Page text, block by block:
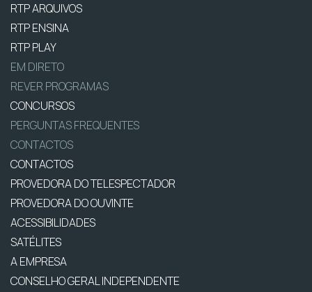
RTP ARQUIVOS
RTP ENSINA
RTP PLAY
EM DIRETO
REVER PROGRAMAS
CONCURSOS
PERGUNTAS FREQUENTES
CONTACTOS
CONTACTOS
PROVEDORA DO TELESPECTADOR
PROVEDORA DO OUVINTE
ACESSIBILIDADES
SATÉLITES
A EMPRESA
CONSELHO GERAL INDEPENDENTE